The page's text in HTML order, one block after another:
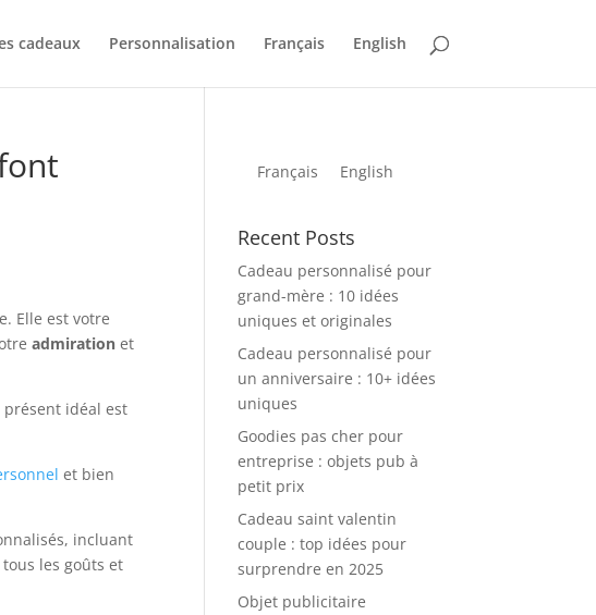
cadeaux Personnalisation Français English
Elle est votre
admiration et
idéal est
et bien
incluant
les goûts et
Français English
Recent Posts
Cadeau personnalisé pour
grand-mère : 10 idées
uniques et originales
Cadeau personnalisé pour
un anniversaire : 10+ idées
uniques
Goodies pas cher pour
entreprise : objets pub à
petit prix
Cadeau saint valentin
couple : top idées pour
surprendre en 2025
Objet publicitaire